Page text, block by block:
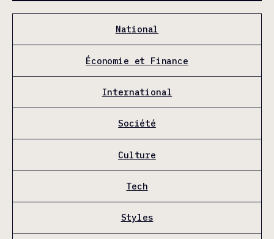
National
Économie et Finance
International
Société
Culture
Tech
Styles